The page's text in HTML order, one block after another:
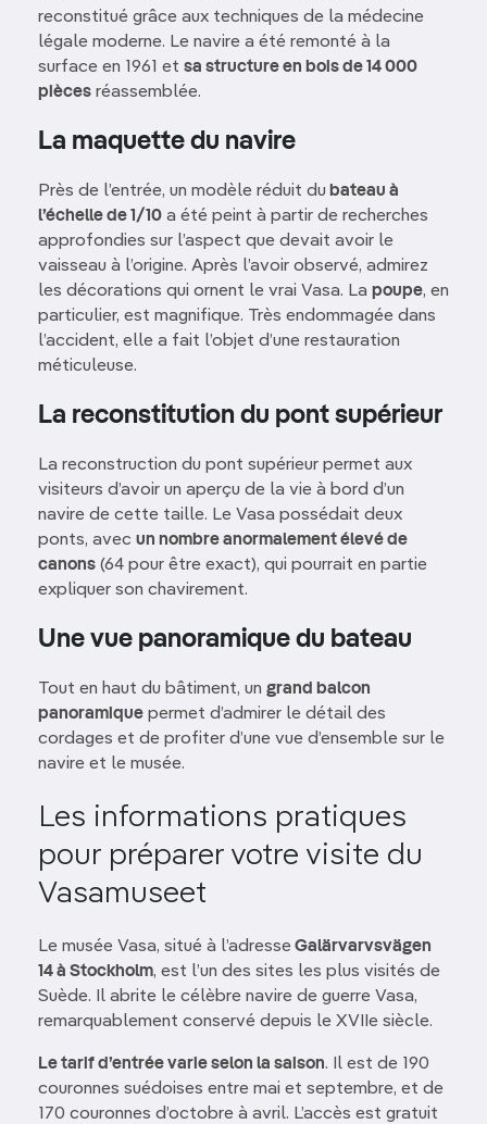
reconstitué grâce aux techniques de la médecine
légale moderne. Le navire a été remonté à la
surface en 1961 et sa structure en bois de 14 000
pièces réassemblée.
La maquette du navire
Près de l’entrée, un modèle réduit du bateau à
l’échelle de 1/10 a été peint à partir de recherches
approfondies sur l’aspect que devait avoir le
vaisseau à l’origine. Après l’avoir observé, admirez
les décorations qui ornent le vrai Vasa. La poupe, en
particulier, est magnifique. Très endommagée dans
l’accident, elle a fait l’objet d’une restauration
méticuleuse.
La reconstitution du pont supérieur
La reconstruction du pont supérieur permet aux
visiteurs d’avoir un aperçu de la vie à bord d’un
navire de cette taille. Le Vasa possédait deux
ponts, avec un nombre anormalement élevé de
canons (64 pour être exact), qui pourrait en partie
expliquer son chavirement.
Une vue panoramique du bateau
Tout en haut du bâtiment, un grand balcon
panoramique permet d’admirer le détail des
cordages et de profiter d’une vue d’ensemble sur le
navire et le musée.
Les informations pratiques
pour préparer votre visite du
Vasamuseet
Le musée Vasa, situé à l’adresseGalärvarvsvägen
14 à Stockholm, est l’un des sites les plus visités de
Suède. Il abrite le célèbre navire de guerre Vasa,
remarquablement conservé depuis le XVIIe siècle.
Le tarif d’entrée varie selon la saison. Il est de 190
couronnes suédoises entre mai et septembre, et de
170 couronnes d’octobre à avril. L’accès est gratuit